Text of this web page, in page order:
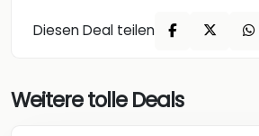
Diesen Deal teilen
Weitere tolle Deals